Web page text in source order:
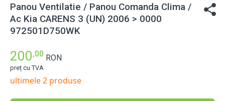
Panou Ventilatie / Panou Comanda Clima /
Ac Kia CARENS 3 (UN) 2006 > 0000
972501D750WK
200,00 RON
preț cu TVA
ultimele 2 produse